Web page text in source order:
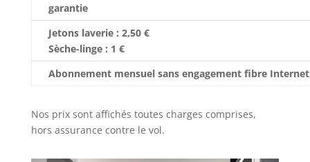
garantie
Jetons laverie : 2,50 €
Sèche-linge : 1 €
Abonnement mensuel sans engagement fibre Internet
Nos prix sont affichés toutes charges comprises,
hors assurance contre le vol.